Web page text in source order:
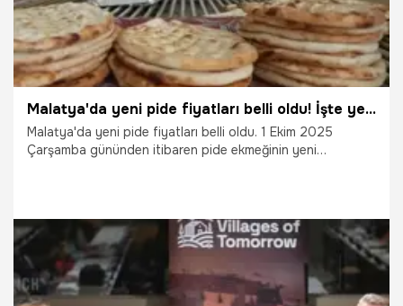
Malatya'da yeni pide fiyatları belli oldu! İşte yeni tarife
Malatya'da yeni pide fiyatları belli oldu. 1 Ekim 2025
Çarşamba gününden itibaren pide ekmeğinin yeni
1.10.2025 Malatya